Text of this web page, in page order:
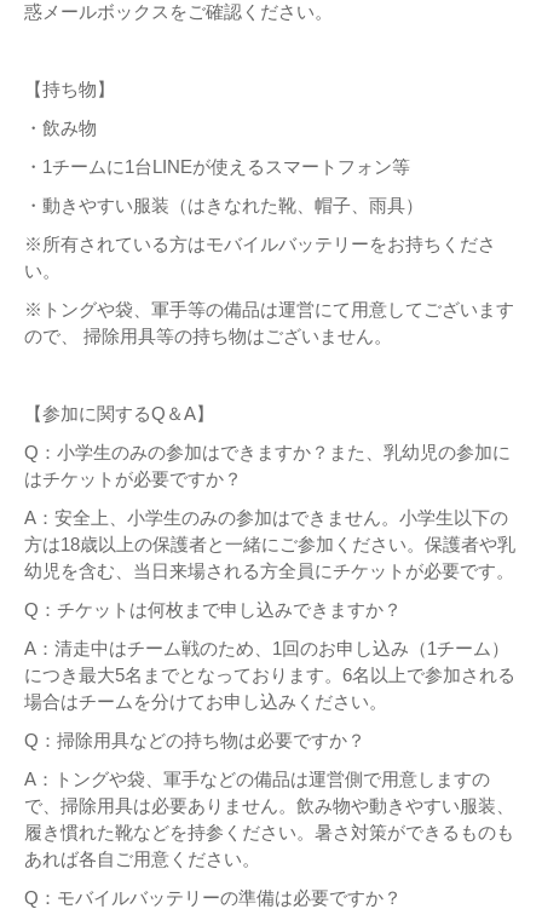
惑メールボックスをご確認ください。
【持ち物】
・飲み物
・1チームに1台LINEが使えるスマートフォン等
・動きやすい服装（はきなれた靴、帽子、雨具）
※所有されている方はモバイルバッテリーをお持ちくださ
い。
※トングや袋、軍手等の備品は運営にて用意してございます
ので、 掃除用具等の持ち物はございません。
【参加に関するQ＆A】
Q：小学生のみの参加はできますか？また、乳幼児の参加に
はチケットが必要ですか？
A：安全上、小学生のみの参加はできません。小学生以下の
方は18歳以上の保護者と一緒にご参加ください。保護者や乳
幼児を含む、当日来場される方全員にチケットが必要です。
Q：チケットは何枚まで申し込みできますか？
A：清走中はチーム戦のため、1回のお申し込み（1チーム）
につき最大5名までとなっております。6名以上で参加される
場合はチームを分けてお申し込みください。
Q：掃除用具などの持ち物は必要ですか？
A：トングや袋、軍手などの備品は運営側で用意しますの
で、掃除用具は必要ありません。飲み物や動きやすい服装、
履き慣れた靴などを持参ください。暑さ対策ができるものも
あれば各自ご用意ください。
Q：モバイルバッテリーの準備は必要ですか？